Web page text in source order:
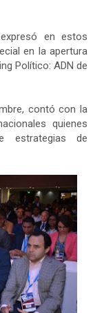
en estos
en la apertura
Político: ADN de
contó con la
quienes
estrategias de